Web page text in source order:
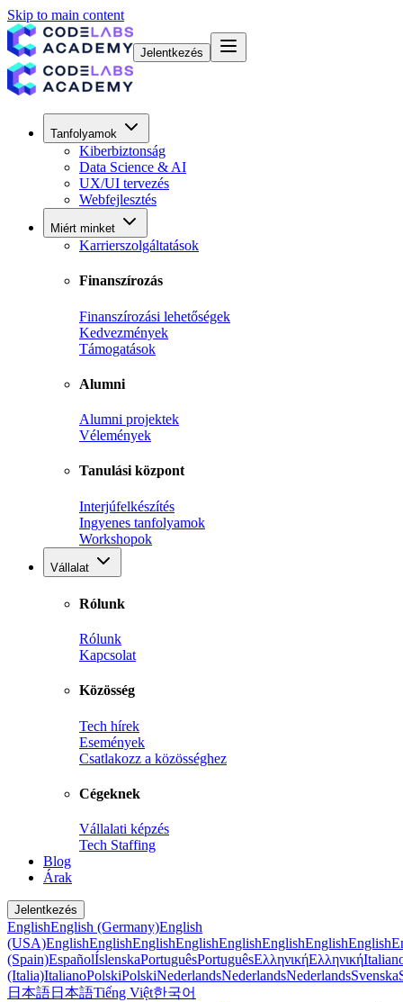
Skip to main content
Jelentkezés
Tanfolyamok
Kiberbiztonság
Data Science & AI
UX/UI tervezés
Webfejlesztés
Miért minket
Karrierszolgáltatások
Finanszírozás
Finanszírozási lehetőségek
Kedvezmények
Támogatások
Alumni
Alumni projektek
Vélemények
Tanulási központ
Interjúfelkészítés
Ingyenes tanfolyamok
Workshopok
Vállalat
Rólunk
Rólunk
Kapcsolat
Közösség
Tech hírek
Események
Csatlakozz a közösséghez
Cégeknek
Vállalati képzés
Tech Staffing
Blog
Árak
Jelentkezés
EnglishEnglish (Germany)English
(USA)EnglishEnglishEnglishEnglishEnglishEnglishEnglishEnglish
(Spain)EspañolÍslenskaPortuguêsPortuguêsΕλληνικήΕλληνική
(Italia)ItalianoPolskiPolskiNederlandsNederlandsNederlandsSvenska
日本語日本語Tiếng Việt한국어